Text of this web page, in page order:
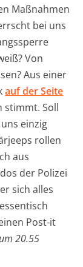
Maßnahmen
bei uns
Von
Aus einer
auf der Seite
stimmt. Soll
einzig
rollen
aus
der Polizei
sich alles
Post-it
20.55